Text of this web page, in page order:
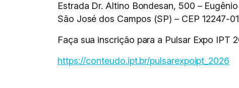
Estrada Dr. Altino Bondesan, 500 –
São José dos Campos (SP) – CEP 12247-01
Faça sua inscrição para a Pulsar Expo IPT
https://conteudo.ipt.br/pulsarexpoipt_2026